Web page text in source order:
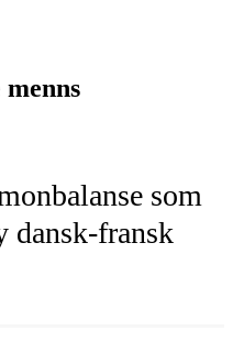
som
dansk-fransk